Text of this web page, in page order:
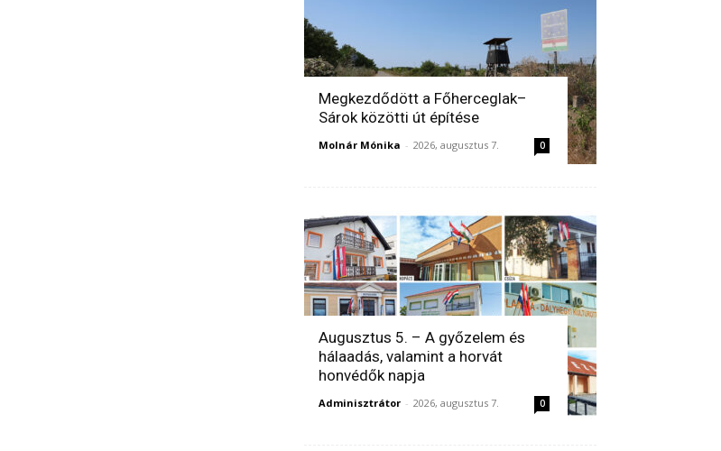
Megkezdődött a Főherceglak–
Sárok közötti út építése
Molnár Mónika - 2026, augusztus 7. 0
Augusztus 5. – A győzelem és
hálaadás, valamint a horvát
honvédők napja
Adminisztrátor - 2026, augusztus 7. 0